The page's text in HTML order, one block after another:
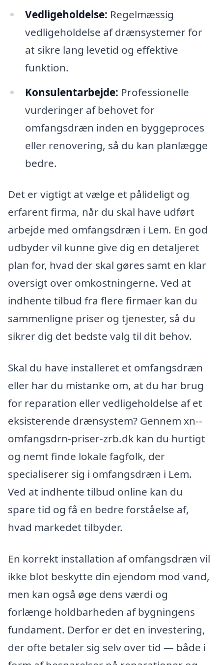
Vedligeholdelse: Regelmæssig
vedligeholdelse af drænsystemer for
at sikre lang levetid og effektive
funktion.
Konsulentarbejde: Professionelle
vurderinger af behovet for
omfangsdræn inden en byggeproces
eller renovering, så du kan planlægge
bedre.
Det er vigtigt at vælge et pålideligt og
erfarent firma, når du skal have udført
arbejde med omfangsdræn i Lem. En god
udbyder vil kunne give dig en detaljeret
plan for, hvad der skal gøres samt en klar
oversigt over omkostningerne. Ved at
indhente tilbud fra flere firmaer kan du
sammenligne priser og tjenester, så du
sikrer dig det bedste valg til dit behov.
Skal du have installeret et omfangsdræn
eller har du mistanke om, at du har brug
for reparation eller vedligeholdelse af et
eksisterende drænsystem? Gennem xn--
omfangsdrn-priser-zrb.dk kan du hurtigt
og nemt finde lokale fagfolk, der
specialiserer sig i omfangsdræn i Lem.
Ved at indhente tilbud online kan du
spare tid og få en bedre forståelse af,
hvad markedet tilbyder.
En korrekt installation af omfangsdræn vil
ikke blot beskytte din ejendom mod vand,
men kan også øge dens værdi og
forlænge holdbarheden af bygningens
fundament. Derfor er det en investering,
der ofte betaler sig selv over tid — både i